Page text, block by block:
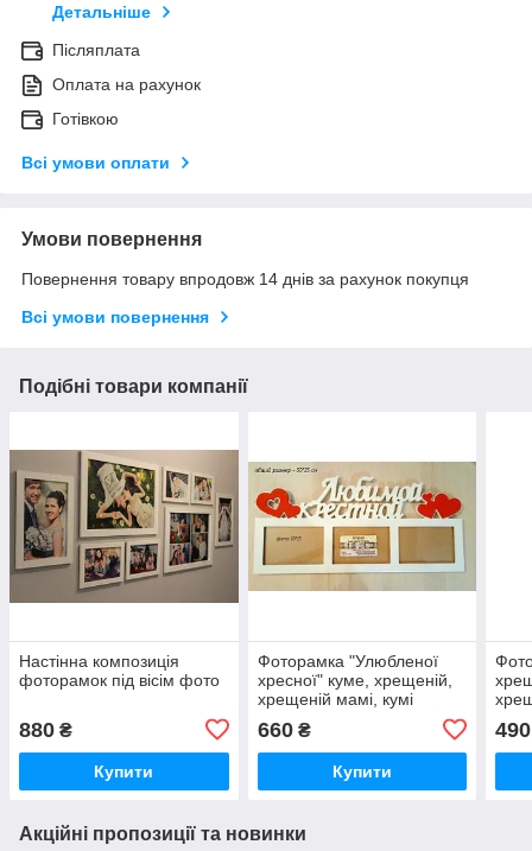
Детальніше
Післяплата
Оплата на рахунок
Готівкою
Всі умови оплати
Умови повернення
Повернення товару впродовж 14 днів за рахунок покупця
Всі умови повернення
Подібні товари компанії
Настінна композиція
фоторамок під вісім фото
880 ₴
Купити
Фоторамка "Улюбленої
хресної" куме, хрещеній,
хрещеній мамі, кумі
660₴
Купити
490
Акційні пропозиції та новинки